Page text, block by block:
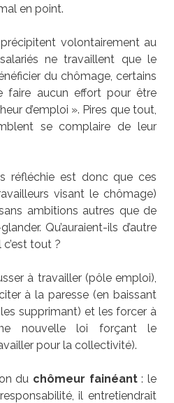
en point.
volontairement au
ne travaillent que le
du chômage, certains
faire aucun effort pour être
d’emploi ». Pires que tout,
se complaire de leur
réfléchie est donc que ces
visant le chômage)
ambitions autres que de
Qu’auraient-ils d’autre
tout ?
à travailler (pôle emploi),
à la paresse (en baissant
supprimant) et les forcer à
nouvelle loi forçant le
pour la collectivité).
du chômeur fainéant: le
il entretiendrait